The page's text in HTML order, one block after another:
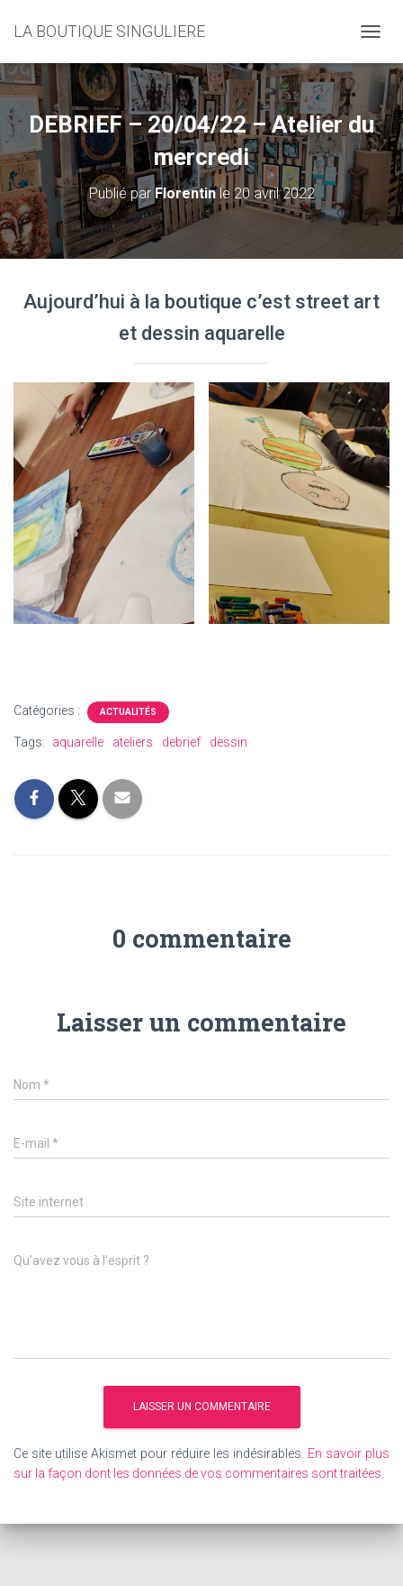
LA BOUTIQUE SINGULIERE
É
I
E
R
A
T
DEBRIEF – 20/04/22 – Atelier du
mercredi
Publié par Florentinle 20 avril 2022
Aujourd’hui à la boutique c’est street art
et dessin aquarelle
Catégories : ACTUALITÉS
Tags: aquarelle ateliers debrief dessin
0 commentaire
Laisser un commentaire
Nom *
E-mail *
Site internet
Qu’avez vous à l’esprit ?
Ce site utilise Akismet pour réduire les indésirables. En savoir plus
sur la façon dont les données de vos commentaires sont traitées